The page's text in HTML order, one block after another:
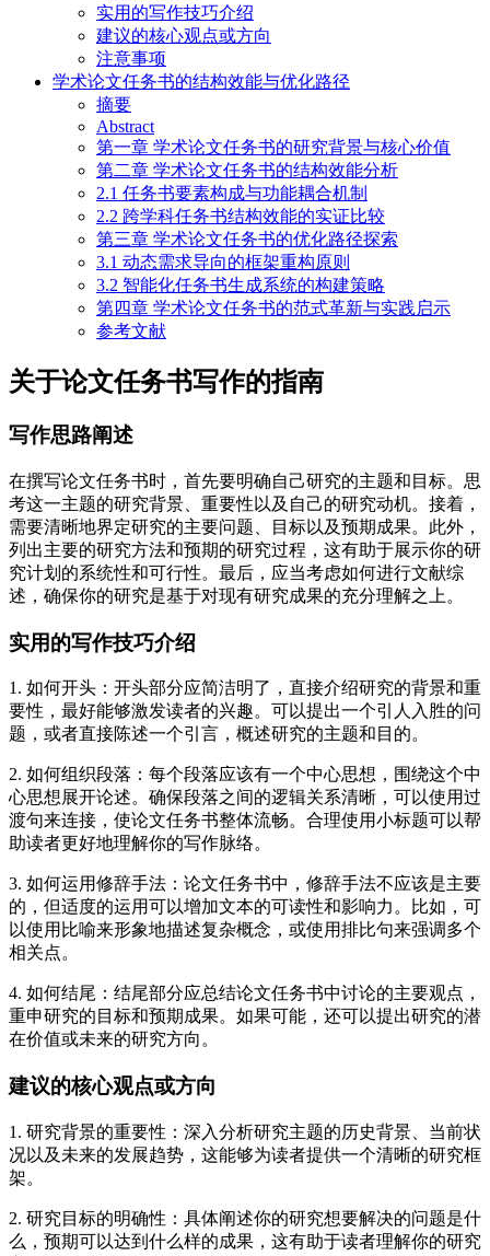
实用的写作技巧介绍
建议的核心观点或方向
注意事项
学术论文任务书的结构效能与优化路径
摘要
Abstract
第一章 学术论文任务书的研究背景与核心价值
第二章 学术论文任务书的结构效能分析
2.1 任务书要素构成与功能耦合机制
2.2 跨学科任务书结构效能的实证比较
第三章 学术论文任务书的优化路径探索
3.1 动态需求导向的框架重构原则
3.2 智能化任务书生成系统的构建策略
第四章 学术论文任务书的范式革新与实践启示
参考文献
关于论文任务书写作的指南
写作思路阐述
在撰写论文任务书时，首先要明确自己研究的主题和目标。思
考这一主题的研究背景、重要性以及自己的研究动机。接着，
需要清晰地界定研究的主要问题、目标以及预期成果。此外，
列出主要的研究方法和预期的研究过程，这有助于展示你的研
究计划的系统性和可行性。最后，应当考虑如何进行文献综
述，确保你的研究是基于对现有研究成果的充分理解之上。
实用的写作技巧介绍
1. 如何开头：开头部分应简洁明了，直接介绍研究的背景和重
要性，最好能够激发读者的兴趣。可以提出一个引人入胜的问
题，或者直接陈述一个引言，概述研究的主题和目的。
2. 如何组织段落：每个段落应该有一个中心思想，围绕这个中
心思想展开论述。确保段落之间的逻辑关系清晰，可以使用过
渡句来连接，使论文任务书整体流畅。合理使用小标题可以帮
助读者更好地理解你的写作脉络。
3. 如何运用修辞手法：论文任务书中，修辞手法不应该是主要
的，但适度的运用可以增加文本的可读性和影响力。比如，可
以使用比喻来形象地描述复杂概念，或使用排比句来强调多个
相关点。
4. 如何结尾：结尾部分应总结论文任务书中讨论的主要观点，
重申研究的目标和预期成果。如果可能，还可以提出研究的潜
在价值或未来的研究方向。
建议的核心观点或方向
1. 研究背景的重要性：深入分析研究主题的历史背景、当前状
况以及未来的发展趋势，这能够为读者提供一个清晰的研究框
架。
2. 研究目标的明确性：具体阐述你的研究想要解决的问题是什
么，预期可以达到什么样的成果，这有助于读者理解你的研究